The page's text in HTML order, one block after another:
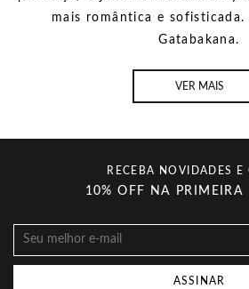
mais romântica e sofisticada.
Gatabakana.
VER MAIS
RECEBA NOVIDADES E
10% OFF NA PRIMEIRA
ASSINAR